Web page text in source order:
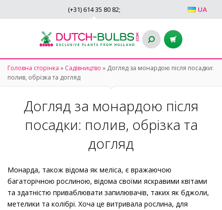
UA
(+31) 614 35 80 82;
Головна сторінка » Садівництво » Догляд за монардою після посадки:
полив, обрізка та догляд
Догляд за монардою після
посадки: полив, обрізка та
догляд
Монарда, також відома як меліса, є вражаючою
багаторічною рослиною, відома своїми яскравими квітами
та здатністю приваблювати запилювачів, таких як бджоли,
метелики та колібрі. Хоча це витривала рослина, для